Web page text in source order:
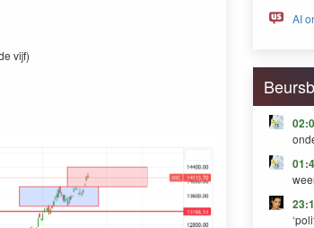
vijf)
AI